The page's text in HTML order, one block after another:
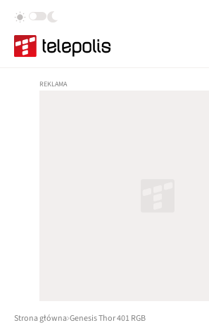
Strona główna Genesis Thor 401 RGB